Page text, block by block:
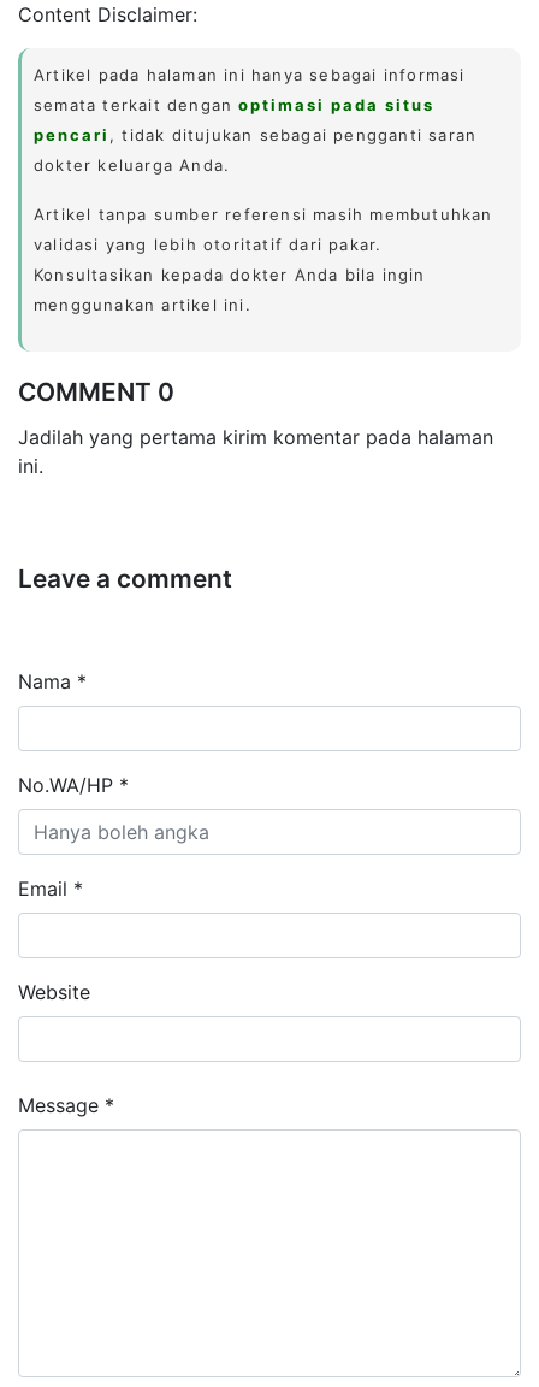
Content Disclaimer:
Artikel pada halaman ini hanya sebagai informasi
semata terkait denganoptimasi pada situs
pencari , tidak ditujukan sebagai pengganti saran
dokter keluarga Anda.
Artikel tanpa sumber referensi masih membutuhkan
validasi yang lebih otoritatif dari pakar.
Konsultasikan kepada dokter Anda bila ingin
menggunakan artikel ini.
COMMENT 0
Jadilah yang pertama kirim komentar pada halaman
ini.
Leave a comment
Nama *
No.WA/HP *
Email *
Website
Message *